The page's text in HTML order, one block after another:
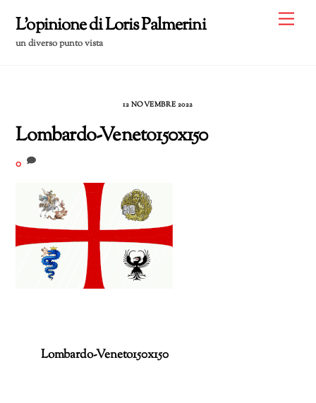
content
L'opinione di Loris Palmerini
un diverso punto vista
12 NOVEMBRE 2022
Lombardo-Veneto150x150
0
Lombardo-Veneto150x150